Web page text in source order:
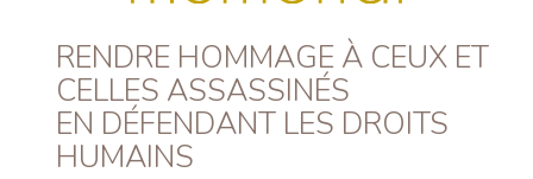
HRD Memorial –
Français
RENDRE HOMMAGE À CEUX ET
CELLES ASSASSINÉS
EN DÉFENDANT LES DROITS
HUMAINS